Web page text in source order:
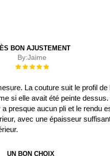
BON AJUSTEMENT
By:Jaime
Évaluation :
La couture suit le profil de
si elle avait été peinte
a presque aucun pli et le rendu
avec une épaisseur
UN BON CHOIX